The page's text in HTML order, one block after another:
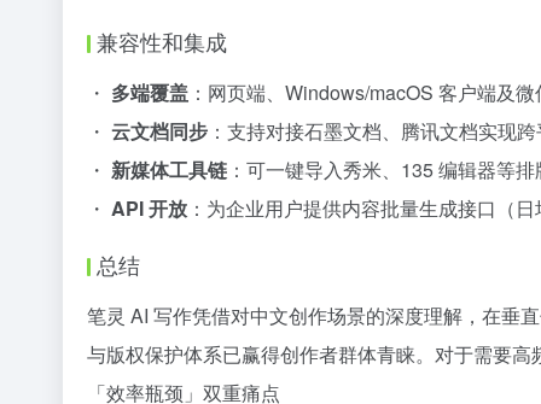
兼容性和集成
・ 多端覆盖 ：网页端、Windows/macOS 客户端及
・ 云文档同步 ：支持对接石墨文档、腾讯文档实现
・ 新媒体工具链 ：可一键导入秀米、135 编辑器等
・ API 开放 ：为企业用户提供内容批量生成接口（
总结
笔灵 AI 写作凭借对中文创作场景的深度理解，在垂
与版权保护体系已赢得创作者群体青睐。对于需要
「效率瓶颈」双重痛点